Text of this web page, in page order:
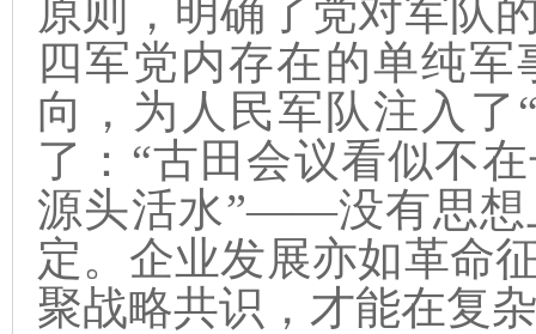
原则，明确了党对军队
四军党内存在的单纯
向，为人民军队注入了
了：“古田会议看似不
源头活水”——没有思想
定。企业发展亦如革命
聚战略共识，才能在复